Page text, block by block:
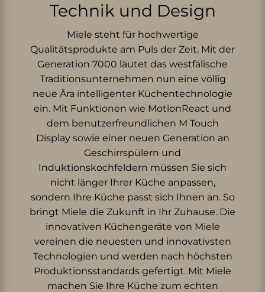
Technik und Design
Miele steht für hochwertige
Qualitätsprodukte am Puls der Zeit. Mit der
Generation 7000 läutet das westfälische
Traditionsunternehmen nun eine völlig
neue Ära intelligenter Küchentechnologie
ein. Mit Funktionen wie MotionReact und
dem benutzerfreundlichen M Touch
Display sowie einer neuen Generation an
Geschirrspülern und
Induktionskochfeldern müssen Sie sich
nicht länger Ihrer Küche anpassen,
sondern Ihre Küche passt sich Ihnen an. So
bringt Miele die Zukunft in Ihr Zuhause. Die
innovativen Küchengeräte von Miele
vereinen die neuesten und innovativsten
Technologien und werden nach höchsten
Produktionsstandards gefertigt. Mit Miele
machen Sie Ihre Küche zum echten